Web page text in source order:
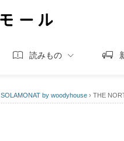
読みもの
SOLAMONAT by woodyhouse › THE